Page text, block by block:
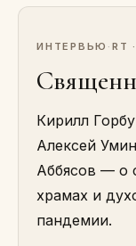
ИНТЕРВЬЮ · RT
Кирилл
Алексей
Аббясов — о
храмах и
пандемии.